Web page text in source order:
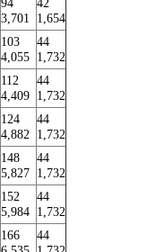
94
3,701
42
1,654
103
4,055
44
1,732
112
4,409
44
1,732
124
4,882
44
1,732
148
5,827
44
1,732
152
5,984
44
1,732
166
44